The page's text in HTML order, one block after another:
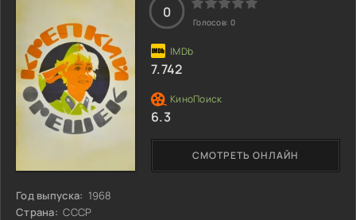
Год выпуска: 1968
Страна: СССР
СМОТРЕТЬ ОНЛАЙН
0
Голосов: 0
7.742
6.3